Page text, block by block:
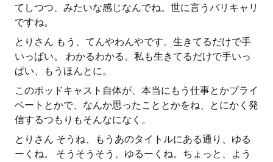
てしつつ、みたいな感じなんでね。世に言うバリキャリ
ですね。
とりさん もう、てんやわんやです。生きてるだけで手
いっぱい。 わかるわかる。私も生きてるだけで手いっ
ぱい、もうほんとに。
このポッドキャスト自体が、本当にもう仕事とかプライ
ベートとかで、なんか思ったこととかをね、とにかく発
信するつもりもそんなになく。
とりさん そうね、もうあのタイトルにある通り、ゆる
ーくね。 そうそうそう、ゆるーくね。ちょっと、よう